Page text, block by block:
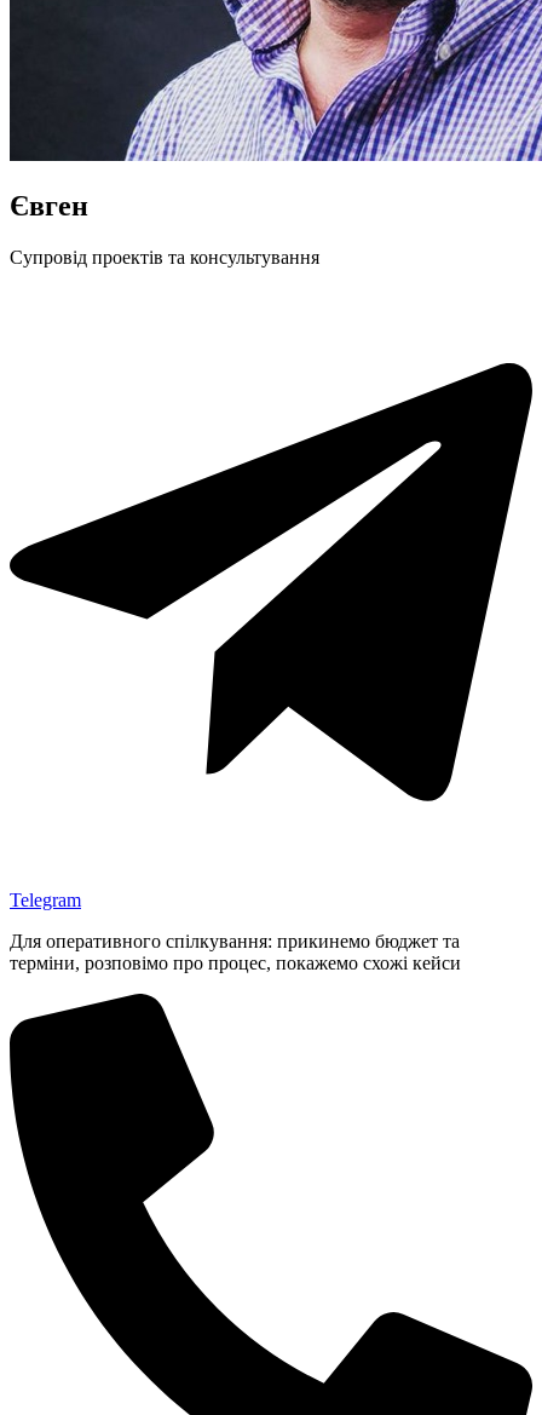
Євген
Cупровід проектів та консультування
Telegram
Для оперативного спілкування: прикинемо бюджет та
терміни, розповімо про процес, покажемо схожі кейси